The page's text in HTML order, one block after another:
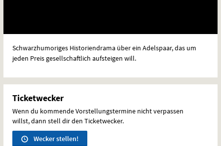
Schwarzhumoriges Historiendrama über ein Adelspaar, das um
jeden Preis gesellschaftlich aufsteigen will.
Ticketwecker
Wenn du kommende Vorstellungstermine nicht verpassen
willst, dann stell dir den Ticketwecker.
Wecker stellen!